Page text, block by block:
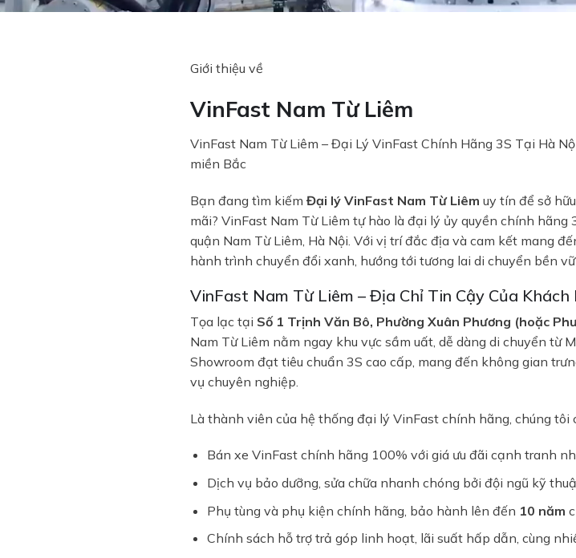
Giới thiệu về
VinFast Nam Từ Liêm
VinFast Nam Từ Liêm – Đại Lý VinFast Chính Hãng 3S Tại Hà
miền Bắc
Bạn đang tìm kiếm Đại lý VinFast Nam Từ Liêm uy tín để sở
mãi? VinFast Nam Từ Liêm tự hào là đại lý ủy quyền chính hãng
quận Nam Từ Liêm, Hà Nội. Với vị trí đắc địa và cam kết mang
hành trình chuyển đổi xanh, hướng tới tương lai di chuyển bền
VinFast Nam Từ Liêm – Địa Chỉ Tin Cậy Của
Tọa lạc tại Số 1 Trịnh Văn Bô, Phường Xuân Phương (hoặc
Nam Từ Liêm nằm ngay khu vực sầm uất, dễ dàng di chuyển từ
Showroom đạt tiêu chuẩn 3S cao cấp, mang đến không gian
vụ chuyên nghiệp.
Là thành viên của hệ thống đại lý VinFast chính hãng, chúng tôi
Bán xe VinFast chính hãng 100% với giá ưu đãi cạnh tranh
Dịch vụ bảo dưỡng, sửa chữa nhanh chóng bởi đội ngũ kỹ
Phụ tùng và phụ kiện chính hãng, bảo hành lên đến 10 năm
Chính sách hỗ trợ trả góp linh hoạt, lãi suất hấp dẫn, cùng